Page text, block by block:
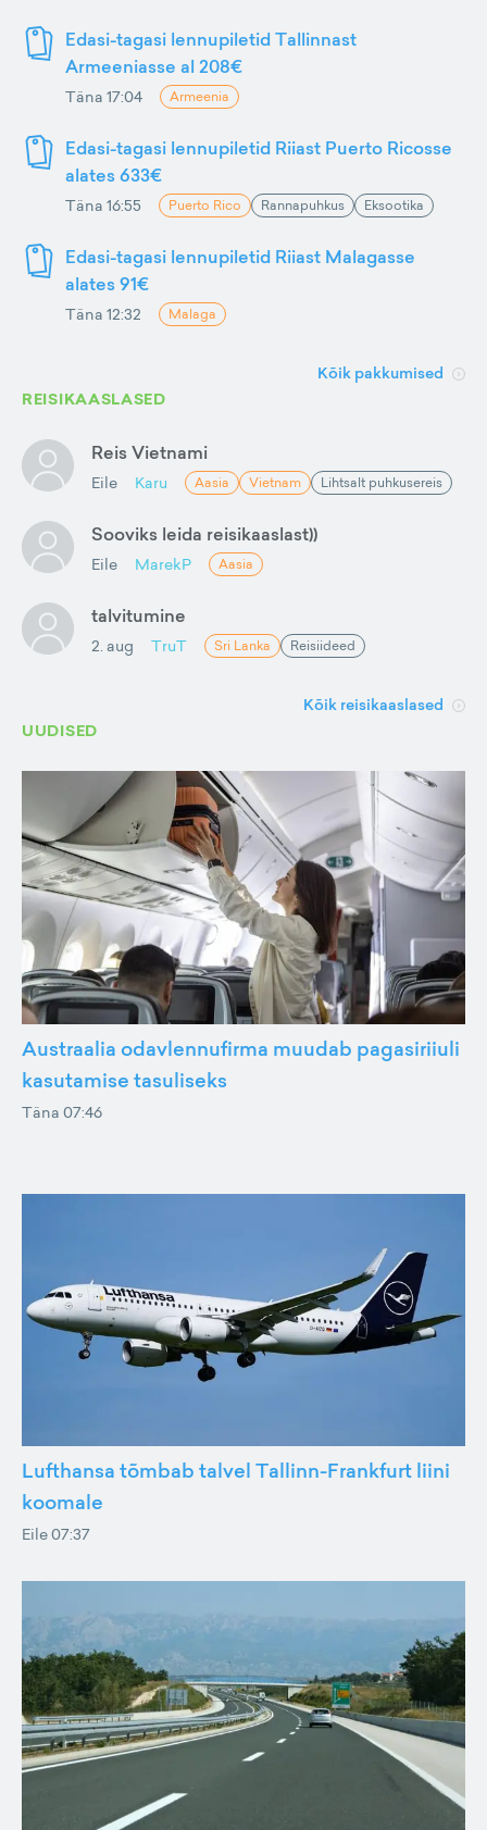
Edasi-tagasi lennupiletid Tallinnast
Armeeniasse al 208€
Täna 17:04 Armeenia
Edasi-tagasi lennupiletid Riiast Puerto Ricosse
alates 633€
Täna 16:55 Puerto Rico Rannapuhkus Eksootika
Edasi-tagasi lennupiletid Riiast Malagasse
alates 91€
Täna 12:32 Malaga
Kõik pakkumised
REISIKAASLASED
Reis Vietnami
Eile Karu Aasia Vietnam Lihtsalt puhkusereis
Sooviks leida reisikaaslast))
Eile MarekP Aasia
talvitumine
2. aug TruT Sri Lanka Reisiideed
Kõik reisikaaslased
UUDISED
Austraalia odavlennufirma muudab pagasiriiuli
kasutamise tasuliseks
Täna 07:46
Lufthansa tõmbab talvel Tallinn-Frankfurt liini
koomale
Eile 07:37